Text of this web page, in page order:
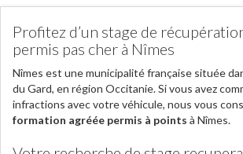
Profitez d’un stage de
permis pas cher à Nîmes
Nîmes est une municipalité française située
du Gard, en région Occitanie. Si vous avez
infractions avec votre véhicule, nous vous
formation agréée permis à points à Nîmes.